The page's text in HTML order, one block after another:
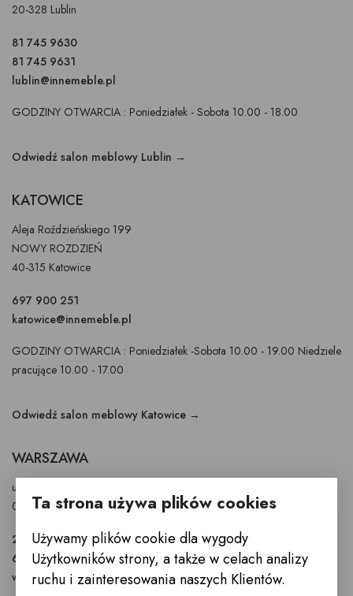
20-328 Lublin
81 745 9630
81 745 9631
lublin@innemeble.pl
GODZINY OTWARCIA : Poniedziałek - Sobota 10.00 - 18.00
Odwiedź salon meblowy Lublin →
KATOWICE
Aleja Roździeńskiego 199
NOWY ROZDZIEŃ
40-315 Katowice
697 900 251
katowice@innemeble.pl
GODZINY OTWARCIA : Poniedziałek -Sobota 10.00 - 19.00 Niedziele
pracujące 10.00 - 17.00
Odwiedź salon meblowy Katowice →
WARSZAWA
ul. Puławska 326 - budynek Enel-Med
02-819 Warszawa
22 855 40 97
601 777 299
warszawa@innemeble.pl
Ta strona używa plików cookies
Używamy plików cookie dla wygody
Użytkowników strony, a także w celach analizy
ruchu i zainteresowania naszych Klientów.